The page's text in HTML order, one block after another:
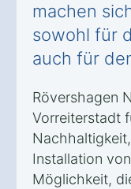
machen
sowohl für
auch für
Rövershagen
Vorreiterstadt
Installation
Möglichkeit,